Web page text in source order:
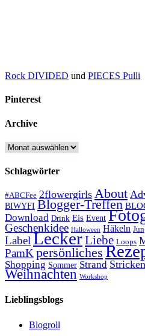
Rock DIVIDED und PIECES Pulli
Pinterest
Archive
Archive
Schlagwörter
#ABCFee 2flowergirls About
BIWYFI Blogger-Treffen
Download Drink Eis Event
Geschenkidee Halloween Häkeln
LabelLeckerLiebe Loops
PamKpersönliches
Shopping Sommer Strand Stricken
Weihnachten Workshop
Lieblingsblogs
Blogroll